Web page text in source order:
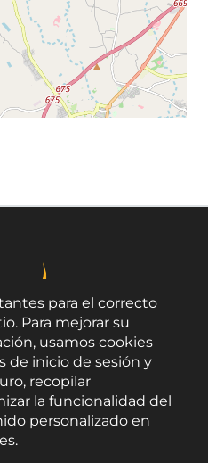
para el correcto
Para mejorar su
usamos cookies
de inicio de sesión y
recopilar
la funcionalidad del
personalizado en